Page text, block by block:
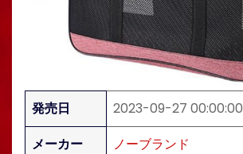
発売日
2023-09-27 00:00:00
メーカー
ノーブランド